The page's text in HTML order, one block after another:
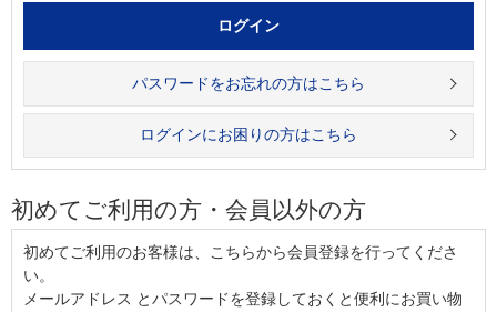
パスワードをお忘れの方はこちら
ログインにお困りの方はこちら
初めてご利用の方・会員以外の方
初めてご利用のお客様は、こちらから会員登録を行ってくださ
い。
メールアドレス とパスワードを登録しておくと便利にお買い物